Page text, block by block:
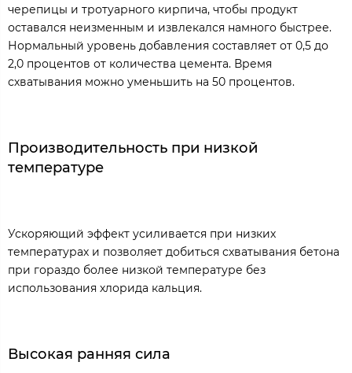
черепицы и тротуарного кирпича, чтобы продукт
оставался неизменным и извлекался намного быстрее.
Нормальный уровень добавления составляет от 0,5 до
2,0 процентов от количества цемента. Время
схватывания можно уменьшить на 50 процентов.
Производительность при низкой
температуре
Ускоряющий эффект усиливается при низких
температурах и позволяет добиться схватывания бетона
при гораздо более низкой температуре без
использования хлорида кальция.
Высокая ранняя сила